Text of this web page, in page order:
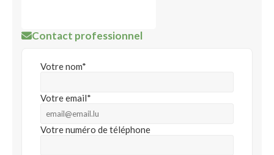
Contact professionnel
Votre nom*
Votre email*
Votre numéro de téléphone